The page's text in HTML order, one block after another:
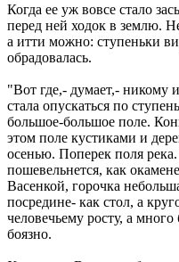
Когда ее уж вовсе стало
перед ней ходок в землю.
а итти можно: ступеньки
обрадовалась.
"Вот где,- думает,- никому
стала опускаться по
большое-большое поле.
этом поле кустиками и
осенью. Поперек поля
пошевельнется, как
Васенкой, горочка
посредине- как стол, а
человечьему росту, а
боязно.